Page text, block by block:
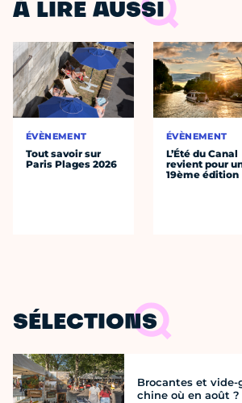
À LIRE AUSSI
ÉVÈNEMENT
Tout savoir sur
Paris Plages 2026
ÉVÈNEMENT
L’Été du Canal
revient pour
19ème édition
SÉLECTIONS
Brocantes et vide-
chine où en août ?